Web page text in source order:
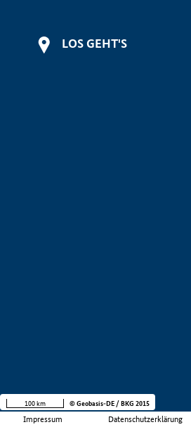
LOS GEHT'S
Impressum Datenschutzerklärung
100 km © Geobasis-DE / BKG 2015